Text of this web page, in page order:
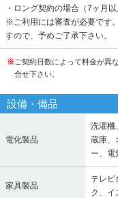
・ロング契約の場合（7ヶ月
※ご利用には審査が必要です
すので、予めご了承下さい。
※ ご契約日数によって料金が異
合せ下さい。
設備・備品
電化製品
洗濯機
蔵庫、
ー、電
家具製品
テレビ
ク、イ